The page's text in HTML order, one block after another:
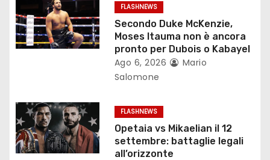
o
n
r
t
FLASHNEWS
Secondo Duke McKenzie,
Moses Itauma non è ancora
pronto per Dubois o Kabayel
Ago 6, 2026
Mario
Salomone
FLASHNEWS
Opetaia vs Mikaelian il 12
settembre: battaglie legali
all’orizzonte